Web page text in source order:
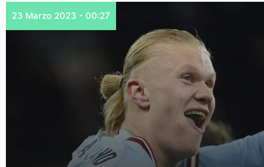
23 Marzo 2023 - 00:27